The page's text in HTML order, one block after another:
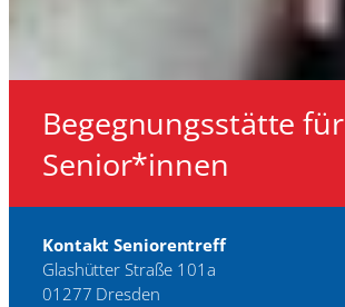
Begegnungsstätte für
Senior*innen
Kontakt Seniorentreff
Glashütter Straße 101a
01277 Dresden